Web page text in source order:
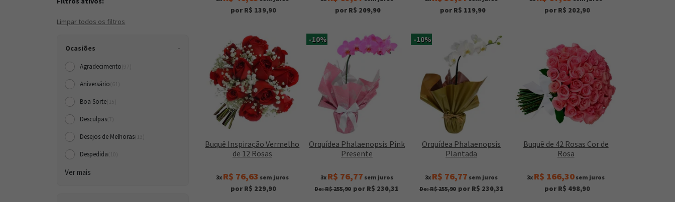
Limpar todos os filtros
Ocasiões
Agradecimento
Aniversário
Boa Sorte
Desculpas
Desejos de Melhoras
Despedida
Ver mais
por R$ 139,90 por R$ 209,90 por R$ 119,90 por R$ 202,90
Buquê Inspiração Vermelho
de 12 Rosas
3x R$ 76,63 sem juros
por R$ 229,90
-10%
Orquídea Phalaenopsis Pink
Presente
3x R$ 76,77 sem juros
De: R$ 255,90 por R$ 230,31
-10%
Orquídea Phalaenopsis
Plantada
3x R$ 76,77 sem juros
De: R$ 255,90 por R$ 230,31
Buquê de 42 Rosas Cor de
Rosa
3x R$ 166,30 sem juros
por R$ 498,90